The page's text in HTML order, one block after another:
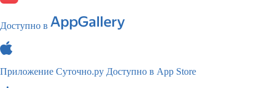
Доступно в
Приложение Суточно.ру Доступно в App Store